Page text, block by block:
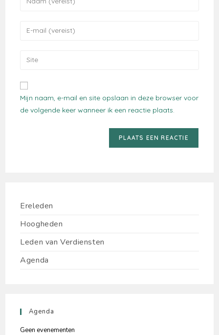
te
reageren
Voer
mail
om
te
kunnen
Voer
site
URL
(optioneel)
Mijn naam, e-mail en site opslaan in deze browser voor
de volgende keer wanneer ik een reactie plaats.
Ereleden
Hoogheden
Leden van Verdiensten
Agenda
Agenda
Geen evenementen